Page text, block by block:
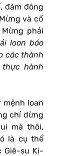
đám đông
và cố
phải
loan báo
các thành
hành
loan
chỉ dừng
mà thôi,
là cụ thể
Giê-su Ki-